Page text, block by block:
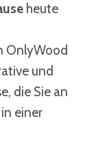
heute
OnlyWood
und
die Sie an
einer